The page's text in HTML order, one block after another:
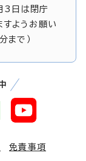
3日は閉庁
ようお願い
まで）
免責事項